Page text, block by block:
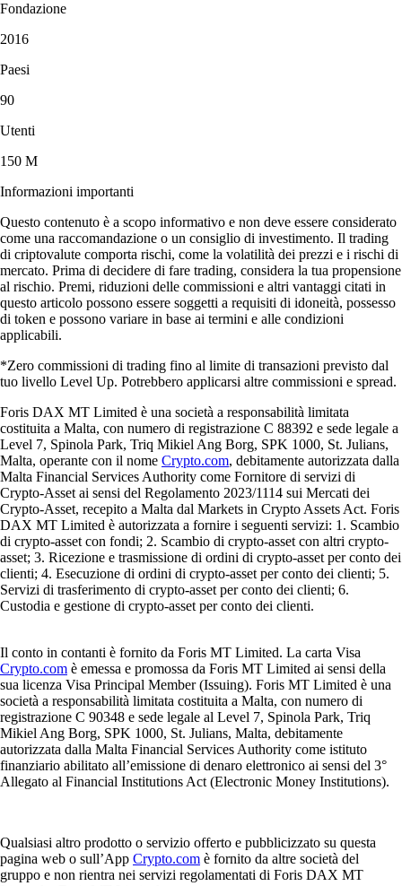
Fondazione
2016
Paesi
90
Utenti
150 M
Informazioni importanti
Questo contenuto è a scopo informativo e non deve essere considerato
come una raccomandazione o un consiglio di investimento. Il trading
di criptovalute comporta rischi, come la volatilità dei prezzi e i rischi di
mercato. Prima di decidere di fare trading, considera la tua propensione
al rischio. Premi, riduzioni delle commissioni e altri vantaggi citati in
questo articolo possono essere soggetti a requisiti di idoneità, possesso
di token e possono variare in base ai termini e alle condizioni
applicabili.
*Zero commissioni di trading fino al limite di transazioni previsto dal
tuo livello Level Up. Potrebbero applicarsi altre commissioni e spread.
Foris DAX MT Limited è una società a responsabilità limitata
costituita a Malta, con numero di registrazione C 88392 e sede legale a
Level 7, Spinola Park, Triq Mikiel Ang Borg, SPK 1000, St. Julians,
Malta, operante con il nome Crypto.com, debitamente autorizzata dalla
Malta Financial Services Authority come Fornitore di servizi di
Crypto-Asset ai sensi del Regolamento 2023/1114 sui Mercati dei
Crypto-Asset, recepito a Malta dal Markets in Crypto Assets Act. Foris
DAX MT Limited è autorizzata a fornire i seguenti servizi: 1. Scambio
di crypto-asset con fondi; 2. Scambio di crypto-asset con altri crypto-
asset; 3. Ricezione e trasmissione di ordini di crypto-asset per conto dei
clienti; 4. Esecuzione di ordini di crypto-asset per conto dei clienti; 5.
Servizi di trasferimento di crypto-asset per conto dei clienti; 6.
Custodia e gestione di crypto-asset per conto dei clienti.
Il conto in contanti è fornito da Foris MT Limited. La carta Visa
Crypto.com è emessa e promossa da Foris MT Limited ai sensi della
sua licenza Visa Principal Member (Issuing). Foris MT Limited è una
società a responsabilità limitata costituita a Malta, con numero di
registrazione C 90348 e sede legale al Level 7, Spinola Park, Triq
Mikiel Ang Borg, SPK 1000, St. Julians, Malta, debitamente
autorizzata dalla Malta Financial Services Authority come istituto
finanziario abilitato all’emissione di denaro elettronico ai sensi del 3°
Allegato al Financial Institutions Act (Electronic Money Institutions).
Qualsiasi altro prodotto o servizio offerto e pubblicizzato su questa
pagina web o sull’App Crypto.com è fornito da altre società del
gruppo e non rientra nei servizi regolamentati di Foris DAX MT